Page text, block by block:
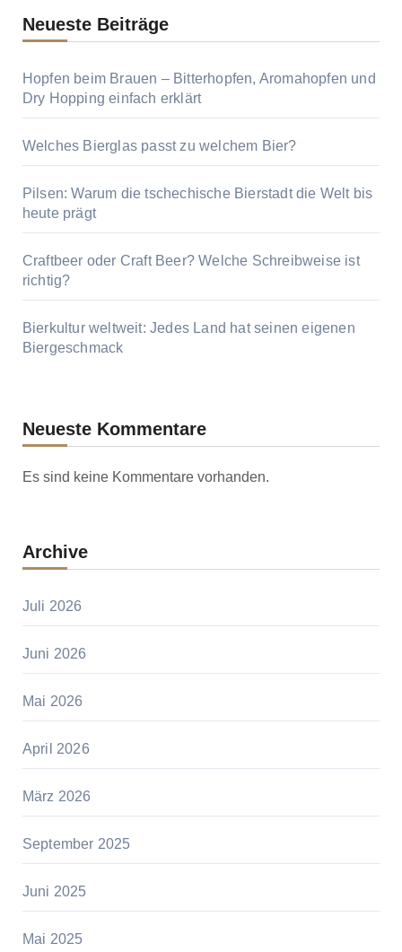
Neueste Beiträge
Hopfen beim Brauen – Bitterhopfen, Aromahopfen und
Dry Hopping einfach erklärt
Welches Bierglas passt zu welchem Bier?
Pilsen: Warum die tschechische Bierstadt die Welt bis
heute prägt
Craftbeer oder Craft Beer? Welche Schreibweise ist
richtig?
Bierkultur weltweit: Jedes Land hat seinen eigenen
Biergeschmack
Neueste Kommentare
Es sind keine Kommentare vorhanden.
Archive
Juli 2026
Juni 2026
Mai 2026
April 2026
März 2026
September 2025
Juni 2025
Mai 2025